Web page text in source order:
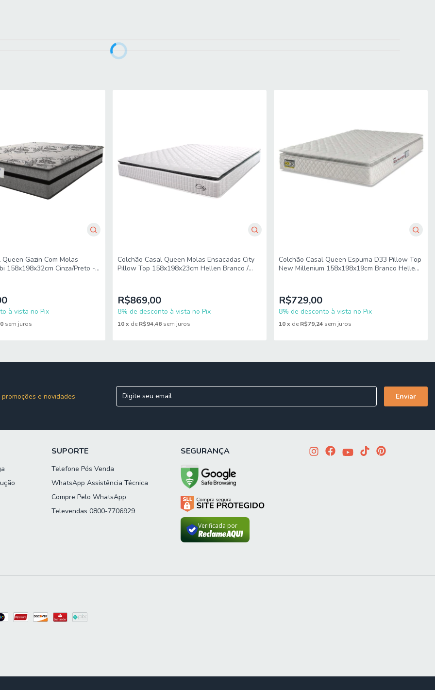
Hellen Suporta até 120 kg por pessoa
aliada à espuma D23, conforme padrões ABNT, proporcionando conforto, suporte adequado e maior estabilidade ao dormir, com
ao seu descanso
de alta qualidade, proporcionando conforto, suporte e melhor acomodação durante o uso.
e duradoura
fazer giro quinzenalmente no sentido pés/cabeceira
porta de entrada do endereço indicado, desde que o acesso seja permitido. Para locais com portaria, a entrega será feita no piso
sua compra.
Gazin Com Molas
158x198x32cm Cinza/Preto -
à vista no Pix
sem juros
Colchão Casal Queen Molas Ensacadas City
Pillow Top 158x198x23cm Hellen Branco /
R$869,00
8% de desconto à vista no Pix
10 x de R$94,46 sem juros
Colchão Casal Queen Espuma D33 Pillow Top
New Millenium 158x198x19cm Branco Hellen-
R$729,00
8% de desconto à vista no Pix
10 x de R$79,24 sem juros
e novidades
SUPORTE
Telefone Pós Venda
WhatsApp Assistência Técnica
Compre Pelo WhatsApp
Televendas 0800-7706929
SEGURANÇA
Verificada por